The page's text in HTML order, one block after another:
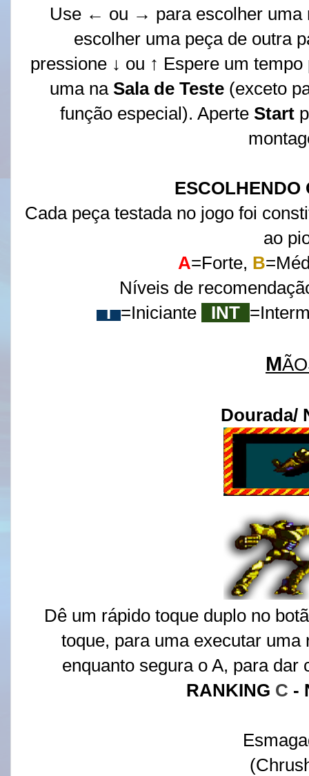
Use ← ou → para escolher uma
escolher uma peça de outra
pressione ↓ ou ↑ Espere um
uma na Sala de Teste (exceto
função especial). Aperte Start
ESCOLHENDO
Cada peça testada no jogo foi
ao
A=Forte, B
Níveis de
I=Iniciante INT
M
Dourada/
Dê um rápido toque duplo no
toque, para uma executar
enquanto segura o A, para dar
RANKING C -